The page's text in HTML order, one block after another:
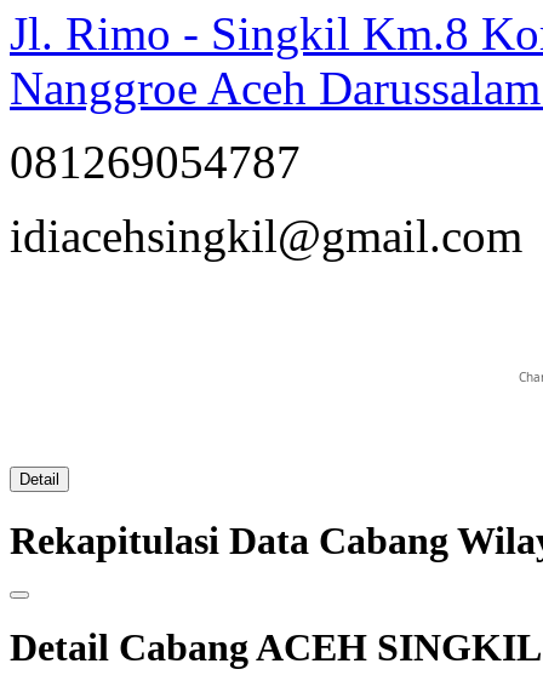
Jl. Rimo - Singkil Km.8
Nanggroe Aceh
081269054787
idiacehsingkil@gmail.com
Detail
Rekapitulasi Data Cabang
Detail Cabang ACEH SINGKIL